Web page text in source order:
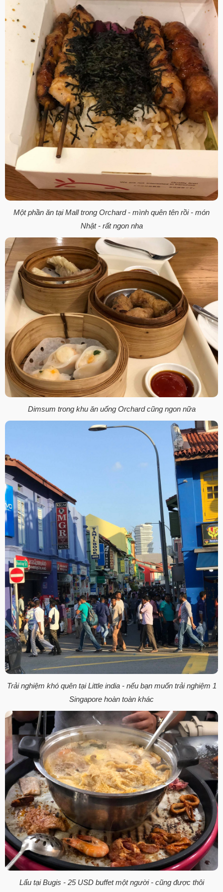
Một phần ăn tại Mall trong Orchard - mình quên tên rồi - món
Nhật - rất ngon nha
Dimsum trong khu ăn uống Orchard cũng ngon nữa
Trải nghiệm khó quên tại Little india - nếu bạn muốn trải nghiệm 1
Singapore hoàn toàn khác
Lẩu tại Bugis - 25 USD buffet một người - cũng được thôi